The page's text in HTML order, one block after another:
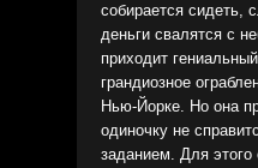
собирается сидеть,
деньги свалятся с
приходит
грандиозное
Нью-Йорке. Но она
одиночку не
заданием. Для